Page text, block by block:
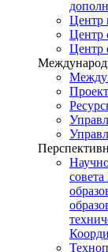
Центр
Центр
Центр